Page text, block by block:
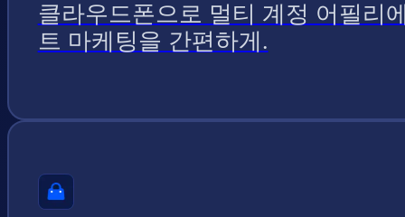
클라우드폰으로 멀티 계정 어필리
트 마케팅을 간편하게.